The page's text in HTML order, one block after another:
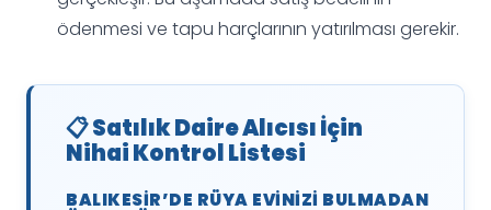
ödenmesi ve tapu harçlarının yatırılması gerekir.
📋 Satılık Daire Alıcısı İçin
Nihai Kontrol Listesi
BALIKESIR’DE RÜYA EVINIZI BULMADAN